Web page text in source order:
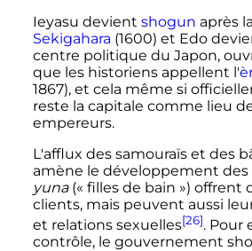
Ieyasu devient shogun après la
Sekigahara (1600) et Edo
centre politique du Japon,
que les historiens appellent l'
1867), et cela même si
reste la capitale comme lieu
empereurs.
L'afflux des samouraïs et des
amène le développement des
yuna(« filles de bain ») offrent
clients, mais peuvent aussi
et relations sexuelles[26]. Pour
contrôle, le gouvernement